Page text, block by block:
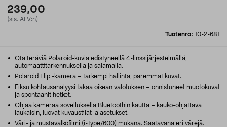
239,00
(sis. ALV:n)
Tuotenro: 10-2-681
Ota teräviä Polaroid-kuvia edistyneellä 4-linssijärjestelmällä,
automaattitarkennuksella ja salamalla.
Polaroid Flip -kamera – tarkempi hallinta, paremmat kuvat.
Fiksu kohtausanalyysi takaa oikean valotuksen – onnistuneet muotokuvat
ja spontaanit hetket.
Ohjaa kameraa sovelluksella Bluetoothin kautta – kauko-ohjattava
laukaisin, luovat kuvaustilat ja asetukset.
Väri- ja mustavalkofilmi (i-Type/600) mukana. Saatavana eri värejä.